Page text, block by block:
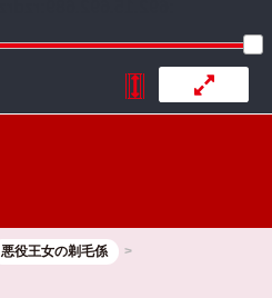
悪役王女の剃毛係